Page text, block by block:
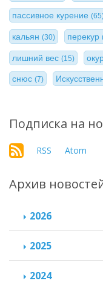
пассивное курение
кальян (30) перекур
лишний вес (15)
снюс (7)
Подписка на
RSS Atom
Архив
2026
2025
2024